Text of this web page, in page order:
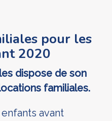
pour les
2020
dispose de son
familiales.
avant